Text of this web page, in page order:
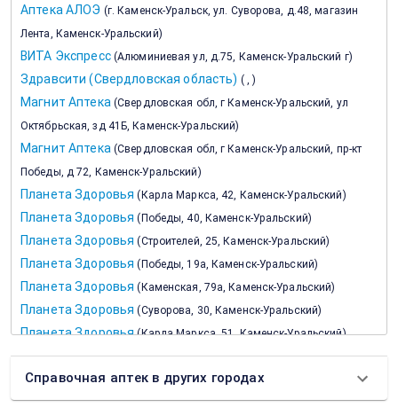
Аптека АЛОЭ (г. Каменск-Уральск, ул. Суворова, д.48, магазин
Лента, Каменск-Уральский)
ВИТА Экспресс (Алюминиевая ул, д.75, Каменск-Уральский г)
Здравсити (Свердловская область) ( ,)
Магнит Аптека (Свердловская обл, г Каменск-Уральский, ул
Октябрьская, зд 41Б, Каменск-Уральский)
Магнит Аптека (Свердловская обл, г Каменск-Уральский, пр-кт
Победы, д 72, Каменск-Уральский)
Планета Здоровья ( Карла Маркса, 42, Каменск-Уральский)
Планета Здоровья ( Победы, 40, Каменск-Уральский)
Планета Здоровья (Строителей, 25, Каменск-Уральский)
Планета Здоровья ( Победы, 19а, Каменск-Уральский)
Планета Здоровья ( Каменская, 79а, Каменск-Уральский)
Планета Здоровья (Суворова, 30, Каменск-Уральский)
Планета Здоровья (Карла Маркса, 51, Каменск-Уральский)
Планета Здоровья (Кунавина, 15, Каменск-Уральский)
Планета Здоровья (Алюминиевая, 30, Каменск-Уральский
Планета Здоровья (Калинина, 37, Каменск-Уральский)
Справочная аптек в других городах